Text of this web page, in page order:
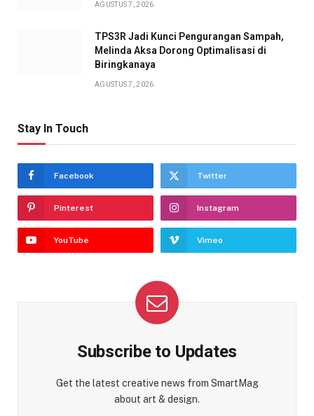
AGUSTUS 7, 2026
TPS3R Jadi Kunci Pengurangan Sampah,
Melinda Aksa Dorong Optimalisasi di
Biringkanaya
AGUSTUS 7, 2026
Stay In Touch
Facebook Twitter
Pinterest Instagram
YouTube Vimeo
Subscribe to Updates
Get the latest creative news from SmartMag
about art & design.